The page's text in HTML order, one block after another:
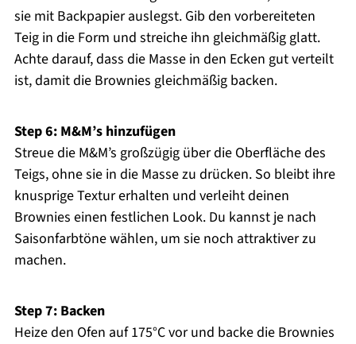
sie mit Backpapier auslegst. Gib den vorbereiteten
Teig in die Form und streiche ihn gleichmäßig glatt.
Achte darauf, dass die Masse in den Ecken gut verteilt
ist, damit die Brownies gleichmäßig backen.
Step 6: M&M’s hinzufügen
Streue die M&M’s großzügig über die Oberfläche des
Teigs, ohne sie in die Masse zu drücken. So bleibt ihre
knusprige Textur erhalten und verleiht deinen
Brownies einen festlichen Look. Du kannst je nach
Saisonfarbtöne wählen, um sie noch attraktiver zu
machen.
Step 7: Backen
Heize den Ofen auf 175°C vor und backe die Brownies